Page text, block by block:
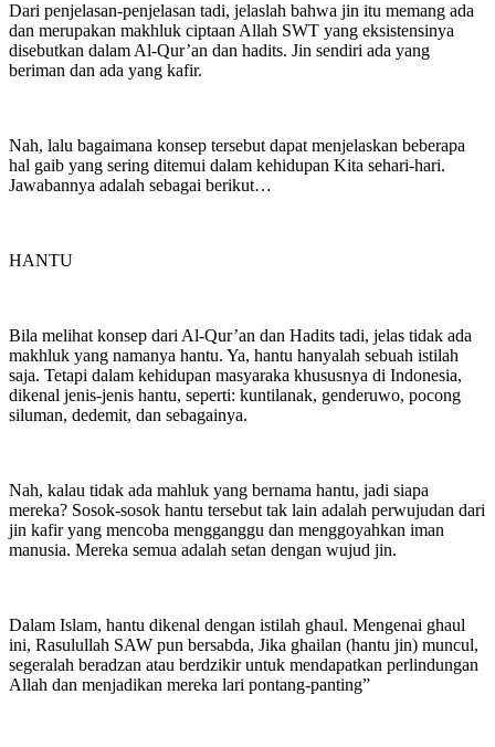
Dari penjelasan-penjelasan tadi, jelaslah bahwa jin itu memang ada
dan merupakan makhluk ciptaan Allah SWT yang eksistensinya
disebutkan dalam Al-Qur’an dan hadits. Jin sendiri ada yang
beriman dan ada yang kafir.
Nah, lalu bagaimana konsep tersebut dapat menjelaskan beberapa
hal gaib yang sering ditemui dalam kehidupan Kita sehari-hari.
Jawabannya adalah sebagai berikut…
HANTU
Bila melihat konsep dari Al-Qur’an dan Hadits tadi, jelas tidak ada
makhluk yang namanya hantu. Ya, hantu hanyalah sebuah istilah
saja. Tetapi dalam kehidupan masyaraka khususnya di Indonesia,
dikenal jenis-jenis hantu, seperti: kuntilanak, genderuwo, pocong
siluman, dedemit, dan sebagainya.
Nah, kalau tidak ada mahluk yang bernama hantu, jadi siapa
mereka? Sosok-sosok hantu tersebut tak lain adalah perwujudan dari
jin kafir yang mencoba mengganggu dan menggoyahkan iman
manusia. Mereka semua adalah setan dengan wujud jin.
Dalam Islam, hantu dikenal dengan istilah ghaul. Mengenai ghaul
ini, Rasulullah SAW pun bersabda, Jika ghailan (hantu jin) muncul,
segeralah beradzan atau berdzikir untuk mendapatkan perlindungan
Allah dan menjadikan mereka lari pontang-panting”